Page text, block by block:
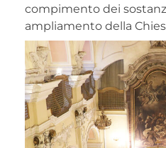
compimento dei
ampliamento della